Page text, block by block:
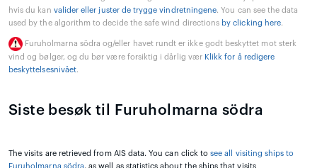
hvis du kan valider eller juster de trygge vindretningene. You can see the data
used by the algorithm to decide the safe wind directions by clicking here.
Furuholmarna södra og/eller havet rundt er ikke godt beskyttet mot sterk
vind og bølger, og du bør være forsiktig i dårlig vær Klikk for å redigere
beskyttelsesnivået.
Siste besøk til Furuholmarna södra
The visits are retrieved from AIS data. You can click tosee all visiting ships to
Furuholmarna södra, as well as statistics about the ships that visits